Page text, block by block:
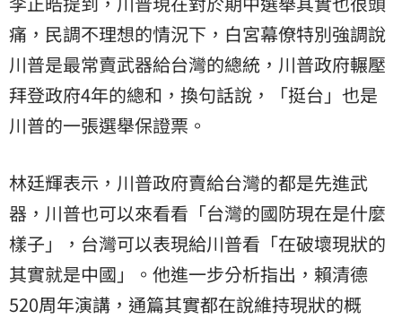
痛，民調不理想的情況下，白宮幕僚特別強調說
川普是最常賣武器給台灣的總統，川普政府輾壓
拜登政府4年的總和，換句話說，「挺台」也是
川普的一張選舉保證票。
林廷輝表示，川普政府賣給台灣的都是先進武
器，川普也可以來看看「台灣的國防現在是什麼
樣子」，台灣可以表現給川普看「在破壞現狀的
其實就是中國」。他進一步分析指出，賴清德
520周年演講，通篇其實都在說維持現狀的概